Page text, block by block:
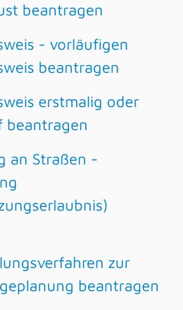
beantragen
- vorläufigen
beantragen
erstmalig oder
beantragen
an Straßen -
zur
beantragen